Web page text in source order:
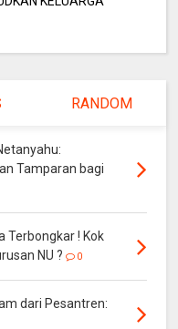
RANDOM
Tamparan bagi
Terbongkar ! Kok
NU ?
0
dari Pesantren: